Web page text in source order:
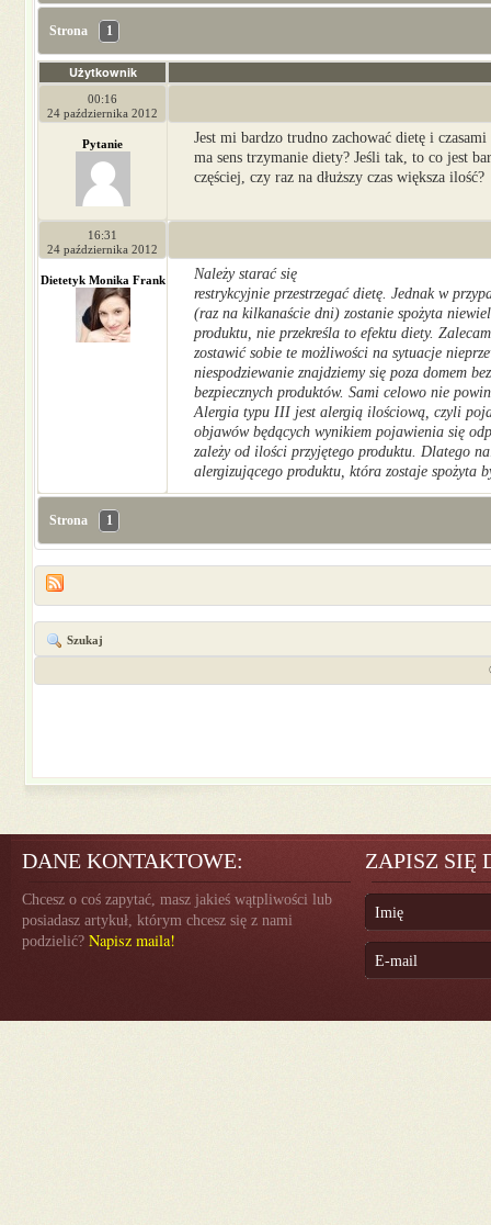
Strona 1
Użytkownik
00:16
24 października 2012
Pytanie
Jest mi bardzo trudno zachować dietę i
ma sens trzymanie diety? Jeśli tak, to co jest
częściej, czy raz na dłuższy czas większa ilość?
16:31
24 października 2012
Dietetyk Monika Frank
Należy starać się
restrykcyjnie przestrzegać dietę. Jednak w
(raz na kilkanaście dni) zostanie spożyta
produktu, nie przekreśla to efektu diety.
zostawić sobie te możliwości na sytuacje
niespodziewanie znajdziemy się poza domem
bezpiecznych produktów. Sami celowo nie
Alergia typu III jest alergią ilościową, czyli
objawów będących wynikiem pojawienia się
zależy od ilości przyjętego produktu. Dlatego
alergizującego produktu, która zostaje spożyta
Strona 1
Szukaj
DANE KONTAKTOWE:
Chcesz o coś zapytać, masz jakieś wątpliwości lub
posiadasz artykuł, którym chcesz się z nami
podzielić? Napisz maila!
ZAPISZ SIĘ